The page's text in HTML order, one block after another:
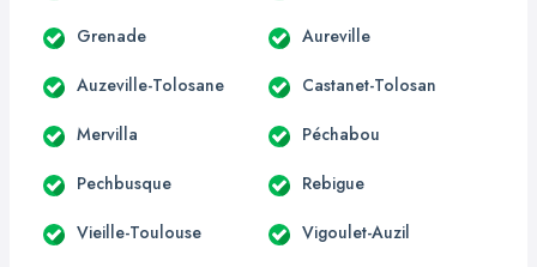
Grenade Aureville
Auzeville-Tolosane Castanet-Tolosan
Mervilla Péchabou
Pechbusque Rebigue
Vieille-Toulouse Vigoulet-Auzil